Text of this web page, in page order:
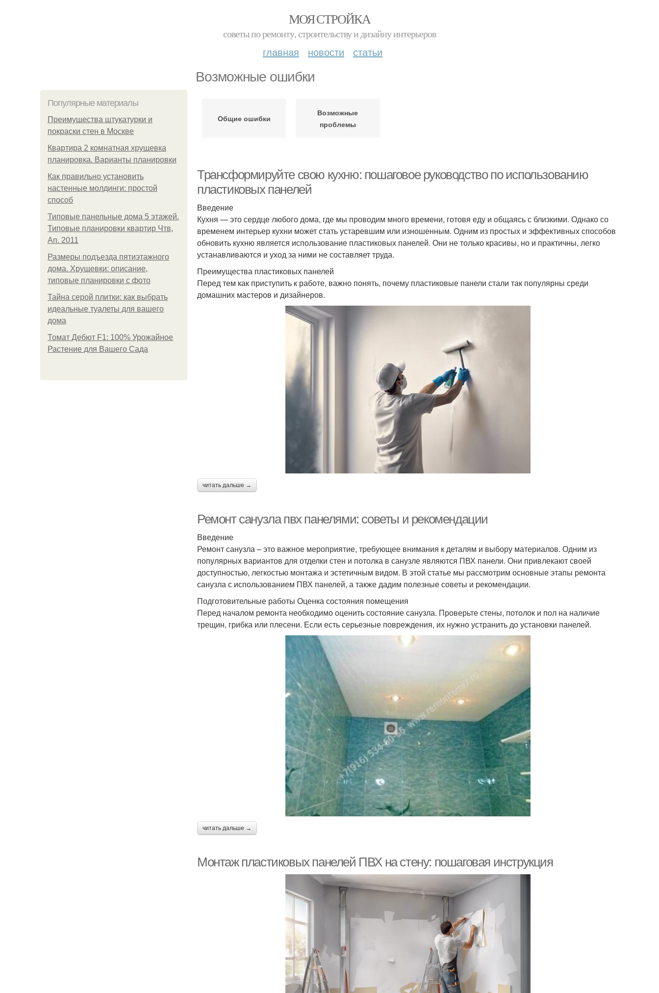
МОЯ СТРОЙКА
советы по ремонту, строительству и дизайну интерьеров
главная новости статьи
Возможные ошибки
Популярные материалы
Преимущества штукатурки и
покраски стен в Москве
Квартира 2 комнатная хрущевка
планировка. Варианты планировки
Как правильно установить
настенные молдинги: простой
способ
Типовые панельные дома 5 этажей.
Типовые планировки квартир Чтв,
Ап. 2011
Размеры подъезда пятиэтажного
дома. Хрущевки: описание,
типовые планировки с фото
Тайна серой плитки: как выбрать
идеальные туалеты для вашего
дома
Томат Дебют F1: 100% Урожайное
Растение для Вашего Сада
Общие ошибки
Возможные
проблемы
Трансформируйте свою кухню: пошаговое руководство по использованию
пластиковых панелей
Введение
Кухня — это сердце любого дома, где мы проводим много времени, готовя еду и общаясь с близкими. Однако со
временем интерьер кухни может стать устаревшим или изношенным. Одним из простых и эффективных способов
обновить кухню является использование пластиковых панелей. Они не только красивы, но и практичны, легко
устанавливаются и уход за ними не составляет труда.
Преимущества пластиковых панелей
Перед тем как приступить к работе, важно понять, почему пластиковые панели стали так популярны среди
домашних мастеров и дизайнеров.
читать дальше →
Ремонт санузла пвх панелями: советы и рекомендации
Введение
Ремонт санузла – это важное мероприятие, требующее внимания к деталям и выбору материалов. Одним из
популярных вариантов для отделки стен и потолка в санузле являются ПВХ панели. Они привлекают своей
доступностью, легкостью монтажа и эстетичным видом. В этой статье мы рассмотрим основные этапы ремонта
санузла с использованием ПВХ панелей, а также дадим полезные советы и рекомендации.
Подготовительные работы Оценка состояния помещения
Перед началом ремонта необходимо оценить состояние санузла. Проверьте стены, потолок и пол на наличие
трещин, грибка или плесени. Если есть серьезные повреждения, их нужно устранить до установки панелей.
читать дальше →
Монтаж пластиковых панелей ПВХ на стену: пошаговая инструкция